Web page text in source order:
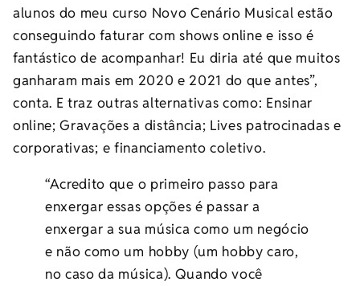
alunos do meu curso Novo Cenário Musical estão
conseguindo faturar com shows online e isso é
fantástico de acompanhar! Eu diria até que muitos
ganharam mais em 2020 e 2021 do que antes”,
conta. E traz outras alternativas como: Ensinar
online; Gravações a distância; Lives patrocinadas e
corporativas; e financiamento coletivo.
“Acredito que o primeiro passo para
enxergar essas opções é passar a
enxergar a sua música como um negócio
e não como um hobby (um hobby caro,
no caso da música). Quando você